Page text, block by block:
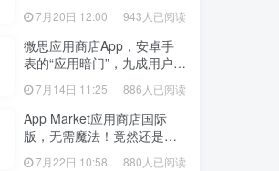
7月20日 12:00 943人已阅读
微思应用商店App，安卓手
表的“应用暗门”，九成用户还
没发现
7月14日 11:25 886人已阅读
App Market应用商店国际
版，无需魔法！竟然还是大
厂出品？
7月22日 10:58 880人已阅读